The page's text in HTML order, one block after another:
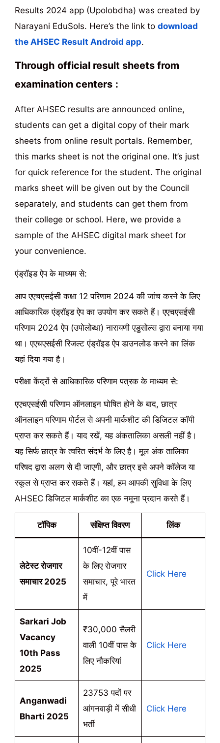
Results 2024 app (Upolobdha) was created by
Narayani EduSols. Here’s the link to download
the AHSEC Result Android app.
Through official result sheets from
examination centers :
After AHSEC results are announced online,
students can get a digital copy of their mark
sheets from online result portals. Remember,
this marks sheet is not the original one. It’s just
for quick reference for the student. The original
marks sheet will be given out by the Council
separately, and students can get them from
their college or school. Here, we provide a
sample of the AHSEC digital mark sheet for
your convenience.
एंड्रॉइड ऐप के माध्यम से:
आप एएचएसईसी कक्षा 12 परिणाम 2024 की जांच करने के लिए
आधिकारिक एंड्रॉइड ऐप का उपयोग कर सकते हैं। एएचएसईसी
परिणाम 2024 ऐप (उपोलोब्धा) नारायणी एडुसोल्स द्वारा बनाया गया
था। एएचएसईसी रिजल्ट एंड्रॉइड ऐप डाउनलोड करने का लिंक
यहां दिया गया है।
परीक्षा केंद्रों से आधिकारिक परिणाम पत्रक के माध्यम से:
एएचएसईसी परिणाम ऑनलाइन घोषित होने के बाद, छात्र
ऑनलाइन परिणाम पोर्टल से अपनी मार्कशीट की डिजिटल कॉपी
प्राप्त कर सकते हैं। याद रखें, यह अंकतालिका असली नहीं है।
यह सिर्फ छात्र के त्वरित संदर्भ के लिए है। मूल अंक तालिका
परिषद द्वारा अलग से दी जाएगी, और छात्र इसे अपने कॉलेज या
स्कूल से प्राप्त कर सकते हैं। यहां, हम आपकी सुविधा के लिए
AHSEC डिजिटल मार्कशीट का एक नमूना प्रदान करते हैं।
टॉपिक संक्षिप्त विवरण लिंक
लेटेस्ट रोजगार
समाचार 2025
10वीं-12वीं पास
के लिए रोजगार
समाचार, पूरे भारत
में
Click Here
Sarkari Job
Vacancy
10th Pass
2025
₹30,000 सैलरी
वाली 10वीं पास के
लिए नौकरियां
Click Here
Anganwadi
Bharti 2025
23753 पदों पर
आंगनवाड़ी में सीधी
भर्ती
Click Here